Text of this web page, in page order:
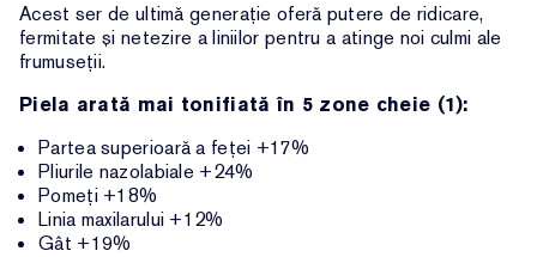
Acest ser de ultimă generație oferă putere de ridicare,
fermitate și netezire a liniilor pentru a atinge noi culmi ale
frumuseții.
Piela arată mai tonifiată în 5 zone cheie (1):
Partea superioară a feței +17%
Pliurile nazolabiale +24%
Pomeți +18%
Linia maxilarului +12%
Gât +19%